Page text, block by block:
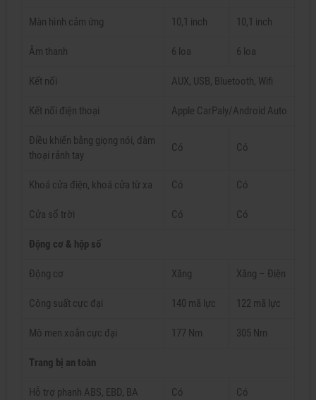
Màn hình cảm ứng 10,1 inch 10,1 inch
Âm thanh 6 loa 6 loa
Kết nối AUX, USB, Bluetooth, Wifi
Kết nối điện thoại Apple CarPaly/Android Auto
Điều khiển bằng giọng nói, đàm
thoại rảnh tay
Có Có
Khoá cửa điện, khoá cửa từ xa Có Có
Cửa sổ trời Có Có
Động cơ & hộp số
Động cơ Xăng Xăng – Điện
Công suất cực đại 140 mã lực 122 mã lực
Mô men xoắn cực đại 177 Nm 305 Nm
Trang bị an toàn
Hỗ trợ phanh ABS, EBD, BA Có Có